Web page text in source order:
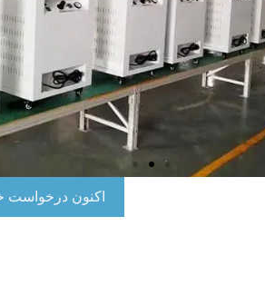
اکنون درخواست